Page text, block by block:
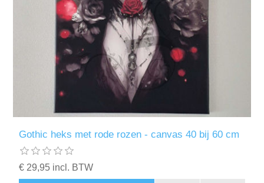
Gothic heks met rode rozen - canvas 40 bij 60 cm
€ 29,95 incl. BTW